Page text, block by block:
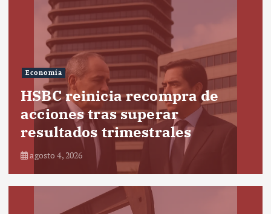
Economía
HSBC reinicia recompra de
acciones tras superar
resultados trimestrales
agosto 4, 2026